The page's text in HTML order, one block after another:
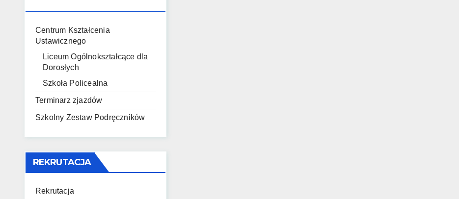
Centrum Kształcenia
Ustawicznego
Liceum Ogólnokształcące dla
Dorosłych
Szkoła Policealna
Terminarz zjazdów
Szkolny Zestaw Podręczników
REKRUTACJA
Rekrutacja